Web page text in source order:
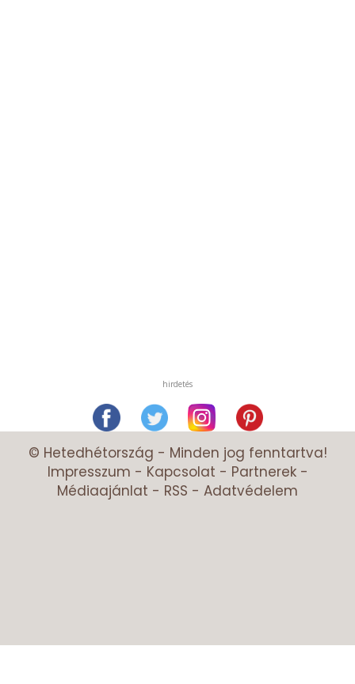
hirdetés
© Hetedhétország - Minden jog fenntartva!
Impresszum - Kapcsolat - Partnerek-
Médiaajánlat - RSS - Adatvédelem